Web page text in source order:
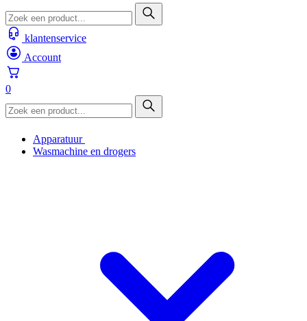
klantenservice
Account
0
Apparatuur
Wasmachine en drogers